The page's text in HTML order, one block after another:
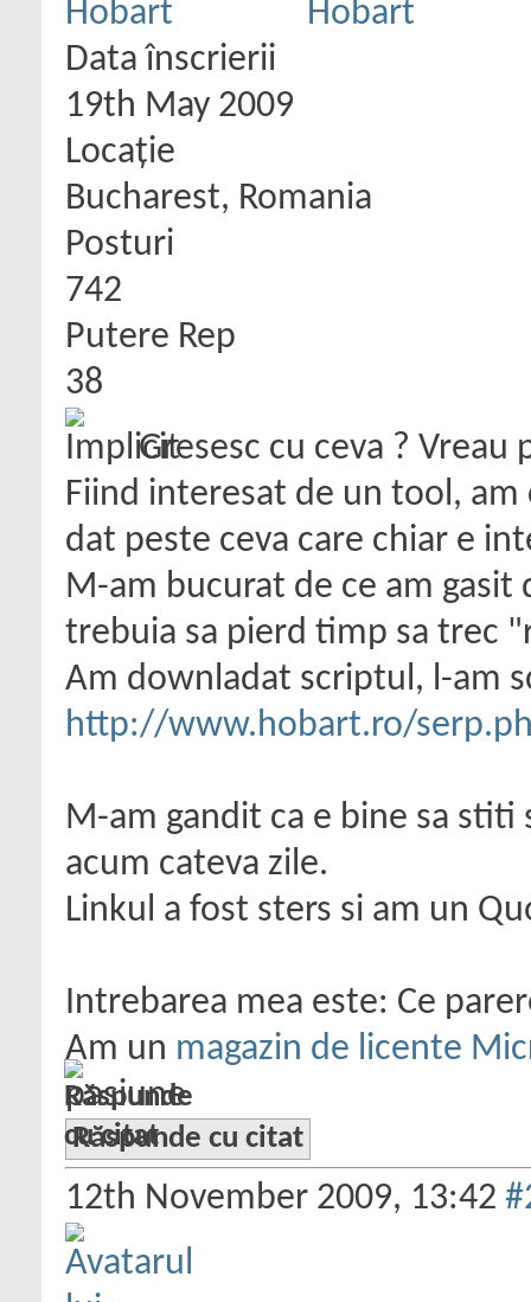
Data înscrierii
19th May 2009
Locaţie
Bucharest, Romania
Posturi
742
Putere Rep
38
Gresesc cu ceva ? Vreau
Fiind interesat de un tool,
dat peste ceva care chiar e
M-am bucurat de ce am gasit
trebuia sa pierd timp sa trec
Am downladat scriptul, l-am
http://www.hobart.ro/
M-am gandit ca e bine sa
acum cateva zile.
Linkul a fost sters si am un
Intrebarea mea este: Ce
Am un magazin de licente
pasiune
Răspunde cu citat
12th November 2009, 13:42